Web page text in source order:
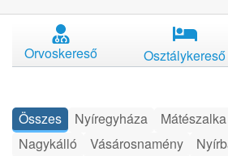
Orvoskereső Osztálykereső
Összes Nyíregyháza Mátészalka
Nagykálló
Vásárosnamény